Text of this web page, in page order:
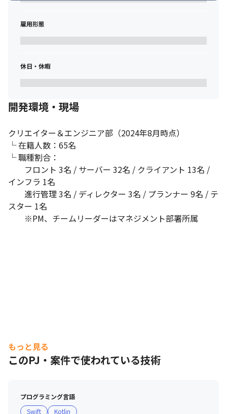
雇用形態
休日・休暇
開発環境・現場
クリエイター＆エンジニア部（2024年8月時点）
└ 在籍人数：65名
└ 職種割合：
フロント 3名 / サーバー 32名 / クライアント 13名 /
インフラ 1名
進行管理 3名 / ディレクター 3名 / プランナー 9名 / テ
スター 1名
※PM、チームリーダーはマネジメント部署所属
もっと見る
このPJ・案件で使われている技術
プログラミング言語
Swift
Kotlin